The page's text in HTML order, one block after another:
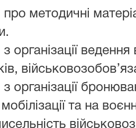
про методичні
з організації
з організації
та на